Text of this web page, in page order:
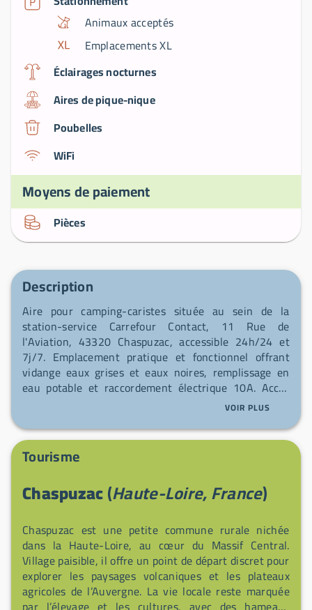
Animaux acceptés
Emplacements XL
Éclairages nocturnes
Aires de pique-nique
Poubelles
WiFi
Moyens de paiement
Pièces
Description
Aire pour camping-caristes située au sein de la
station-service Carrefour Contact, 11 Rue de
l'Aviation, 43320 Chaspuzac, accessible 24h/24 et
7j/7. Emplacement pratique et fonctionnel offrant
vidange eaux grises et eaux noires, remplissage en
eau potable et raccordement électrique 10A. Accès
direct depuis la RN 102 (axe Le Puy‑en‑Velay —
deux pas du magasin Carrefour Contact (drive,
courses, reproduction de clés, borne de tirage photo)
et de la station‑service pour ravitaillement en
VOIR PLUS
Tourisme
Chaspuzac(Haute-Loire, France)
Chaspuzac est une petite commune rurale nichée
dans la Haute-Loire, au cœur du Massif Central.
Village paisible, il offre un point de départ discret pour
explorer les paysages volcaniques et les plateaux
agricoles de l’Auvergne. La vie locale reste marquée